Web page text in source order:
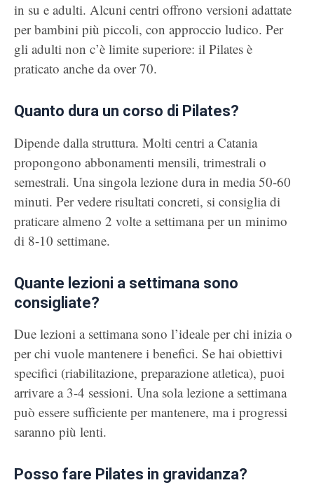
in su e adulti. Alcuni centri offrono versioni adattate
per bambini più piccoli, con approccio ludico. Per
gli adulti non c’è limite superiore: il Pilates è
praticato anche da over 70.
Quanto dura un corso di Pilates?
Dipende dalla struttura. Molti centri a Catania
propongono abbonamenti mensili, trimestrali o
semestrali. Una singola lezione dura in media 50-60
minuti. Per vedere risultati concreti, si consiglia di
praticare almeno 2 volte a settimana per un minimo
di 8-10 settimane.
Quante lezioni a settimana sono
consigliate?
Due lezioni a settimana sono l’ideale per chi inizia o
per chi vuole mantenere i benefici. Se hai obiettivi
specifici (riabilitazione, preparazione atletica), puoi
arrivare a 3-4 sessioni. Una sola lezione a settimana
può essere sufficiente per mantenere, ma i progressi
saranno più lenti.
Posso fare Pilates in gravidanza?